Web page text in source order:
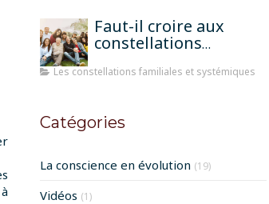
Faut-il croire aux
constellations
qu'elles fonctionnent?
Les constellations familiales et systémiques
Catégories
La conscience en évolution (19)
Vidéos (1)